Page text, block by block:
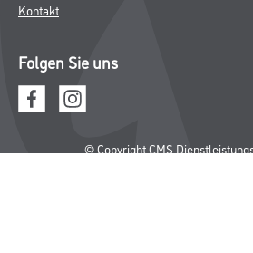
Kontakt
Folgen Sie uns
© Copyright CMS